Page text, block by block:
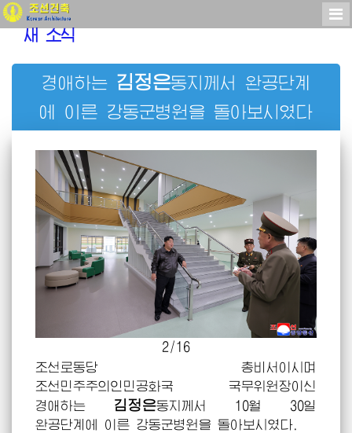
새 소식
경애하는 김정은동지께서
완공단계
에 이른 강동군병원을 돌아보시였다
2/16
조선로동당 총비서이시며
조선민주주의인민공화국 국무위원장이신
경애하는
김정은동지께서
10월 30일
완공단계에 이른 강동군병원을 돌아보시였다.